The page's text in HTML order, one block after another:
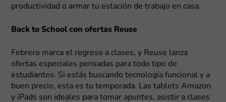
productividad o armar tu estación de trabajo en casa.
Back to School con ofertas Reuse
Febrero marca el regreso a clases, y Reuse lanza
ofertas especiales pensadas para todo tipo de
estudiantes. Si estás buscando tecnología funcional y a
buen precio, esta es tu temporada. Las tablets Amazon
y iPads son ideales para tomar apuntes, asistir a clases